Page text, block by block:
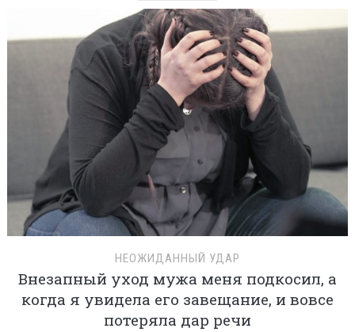
НЕОЖИДАННЫЙ УДАР
Внезапный уход мужа меня подкосил, а
когда я увидела его завещание, и вовсе
потеряла дар речи